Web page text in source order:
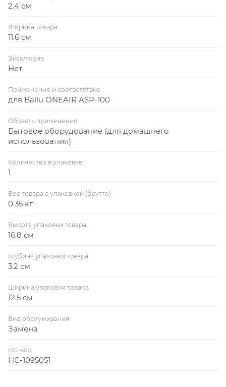
2.4 см
Ширина товара
11.6 см
Эксклюзив
Нет
Применение и соответствие
для Ballu ONEAIR ASP-100
Область применения
Бытовое оборудование (для домашнего
использования)
Количество в упаковке
1
Вес товара с упаковкой (брутто)
0.35 кг
Высота упаковки товара
16.8 см
Глубина упаковки товара
3.2 см
Ширина упаковки товара
12.5 см
Вид обслуживания
Замена
НС-код
НС-1095051